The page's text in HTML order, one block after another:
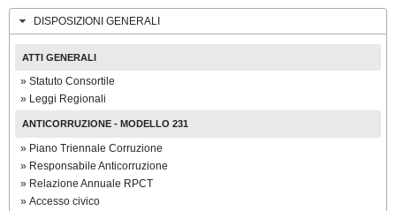
DISPOSIZIONI GENERALI
ATTI GENERALI
Statuto Consortile
Leggi Regionali
ANTICORRUZIONE - MODELLO 231
Piano Triennale Corruzione
Responsabile Anticorruzione
Relazione Annuale RPCT
Accesso civico